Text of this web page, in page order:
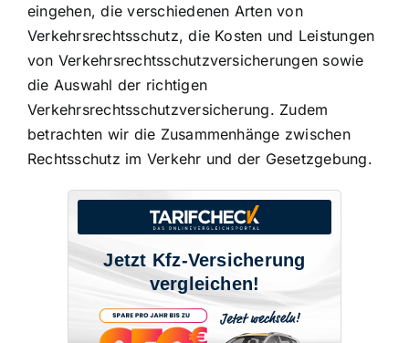
eingehen, die verschiedenen Arten von
Verkehrsrechtsschutz, die Kosten und Leistungen
von Verkehrsrechtsschutzversicherungen sowie
die Auswahl der richtigen
Verkehrsrechtsschutzversicherung. Zudem
betrachten wir die Zusammenhänge zwischen
Rechtsschutz im Verkehr und der Gesetzgebung.
Jetzt Kfz-Versicherung
vergleichen!